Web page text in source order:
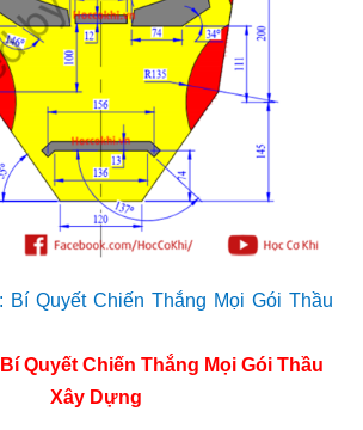
Quyết Chiến Thắng Mọi Gói Thầu
Xây Dựng